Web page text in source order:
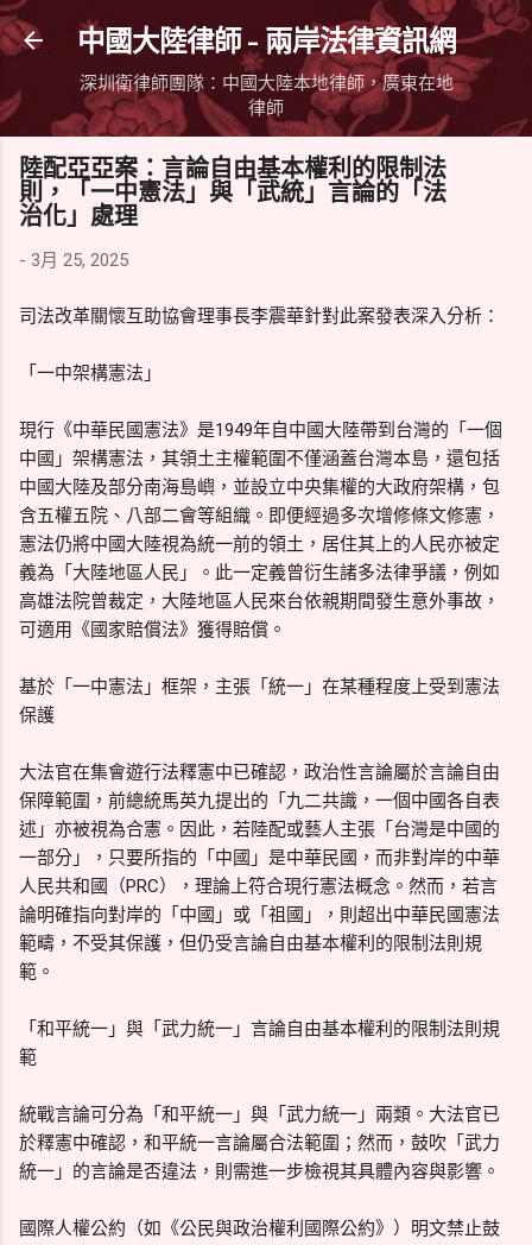
跳到主要內容
中國大陸律師 - 兩岸法律資訊網
深圳衛律師團隊：中國大陸本地律師，廣東在地
律師
陸配亞亞案：言論自由基本權利的限制法
則，「一中憲法」與「武統」言論的「法
治化」處理
- 3月 25, 2025
司法改革關懷互助協會理事長李震華針對此案發表深入分析：
「一中架構憲法」
現行《中華民國憲法》是1949年自中國大陸帶到台灣的「一個
中國」架構憲法，其領土主權範圍不僅涵蓋台灣本島，還包括
中國大陸及部分南海島嶼，並設立中央集權的大政府架構，包
含五權五院、八部二會等組織。即便經過多次增修條文修憲，
憲法仍將中國大陸視為統一前的領土，居住其上的人民亦被定
義為「大陸地區人民」。此一定義曾衍生諸多法律爭議，例如
高雄法院曾裁定，大陸地區人民來台依親期間發生意外事故，
可適用《國家賠償法》獲得賠償。
基於「一中憲法」框架，主張「統一」在某種程度上受到憲法
保護
大法官在集會遊行法釋憲中已確認，政治性言論屬於言論自由
保障範圍，前總統馬英九提出的「九二共識，一個中國各自表
述」亦被視為合憲。因此，若陸配或藝人主張「台灣是中國的
一部分」，只要所指的「中國」是中華民國，而非對岸的中華
人民共和國（PRC），理論上符合現行憲法概念。然而，若言
論明確指向對岸的「中國」或「祖國」，則超出中華民國憲法
範疇，不受其保護，但仍受言論自由基本權利的限制法則規
範。
「和平統一」與「武力統一」言論自由基本權利的限制法則規
範
統戰言論可分為「和平統一」與「武力統一」兩類。大法官已
於釋憲中確認，和平統一言論屬合法範圍；然而，鼓吹「武力
統一」的言論是否違法，則需進一步檢視其具體內容與影響。
國際人權公約（如《公民與政治權利國際公約》）明文禁止鼓